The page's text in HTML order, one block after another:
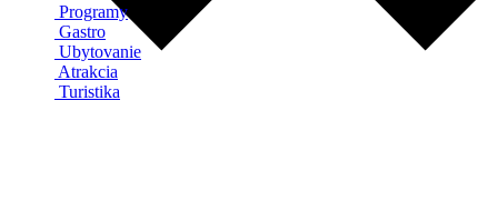
Programy
Gastro
Ubytovanie
Atrakcia
Turistika